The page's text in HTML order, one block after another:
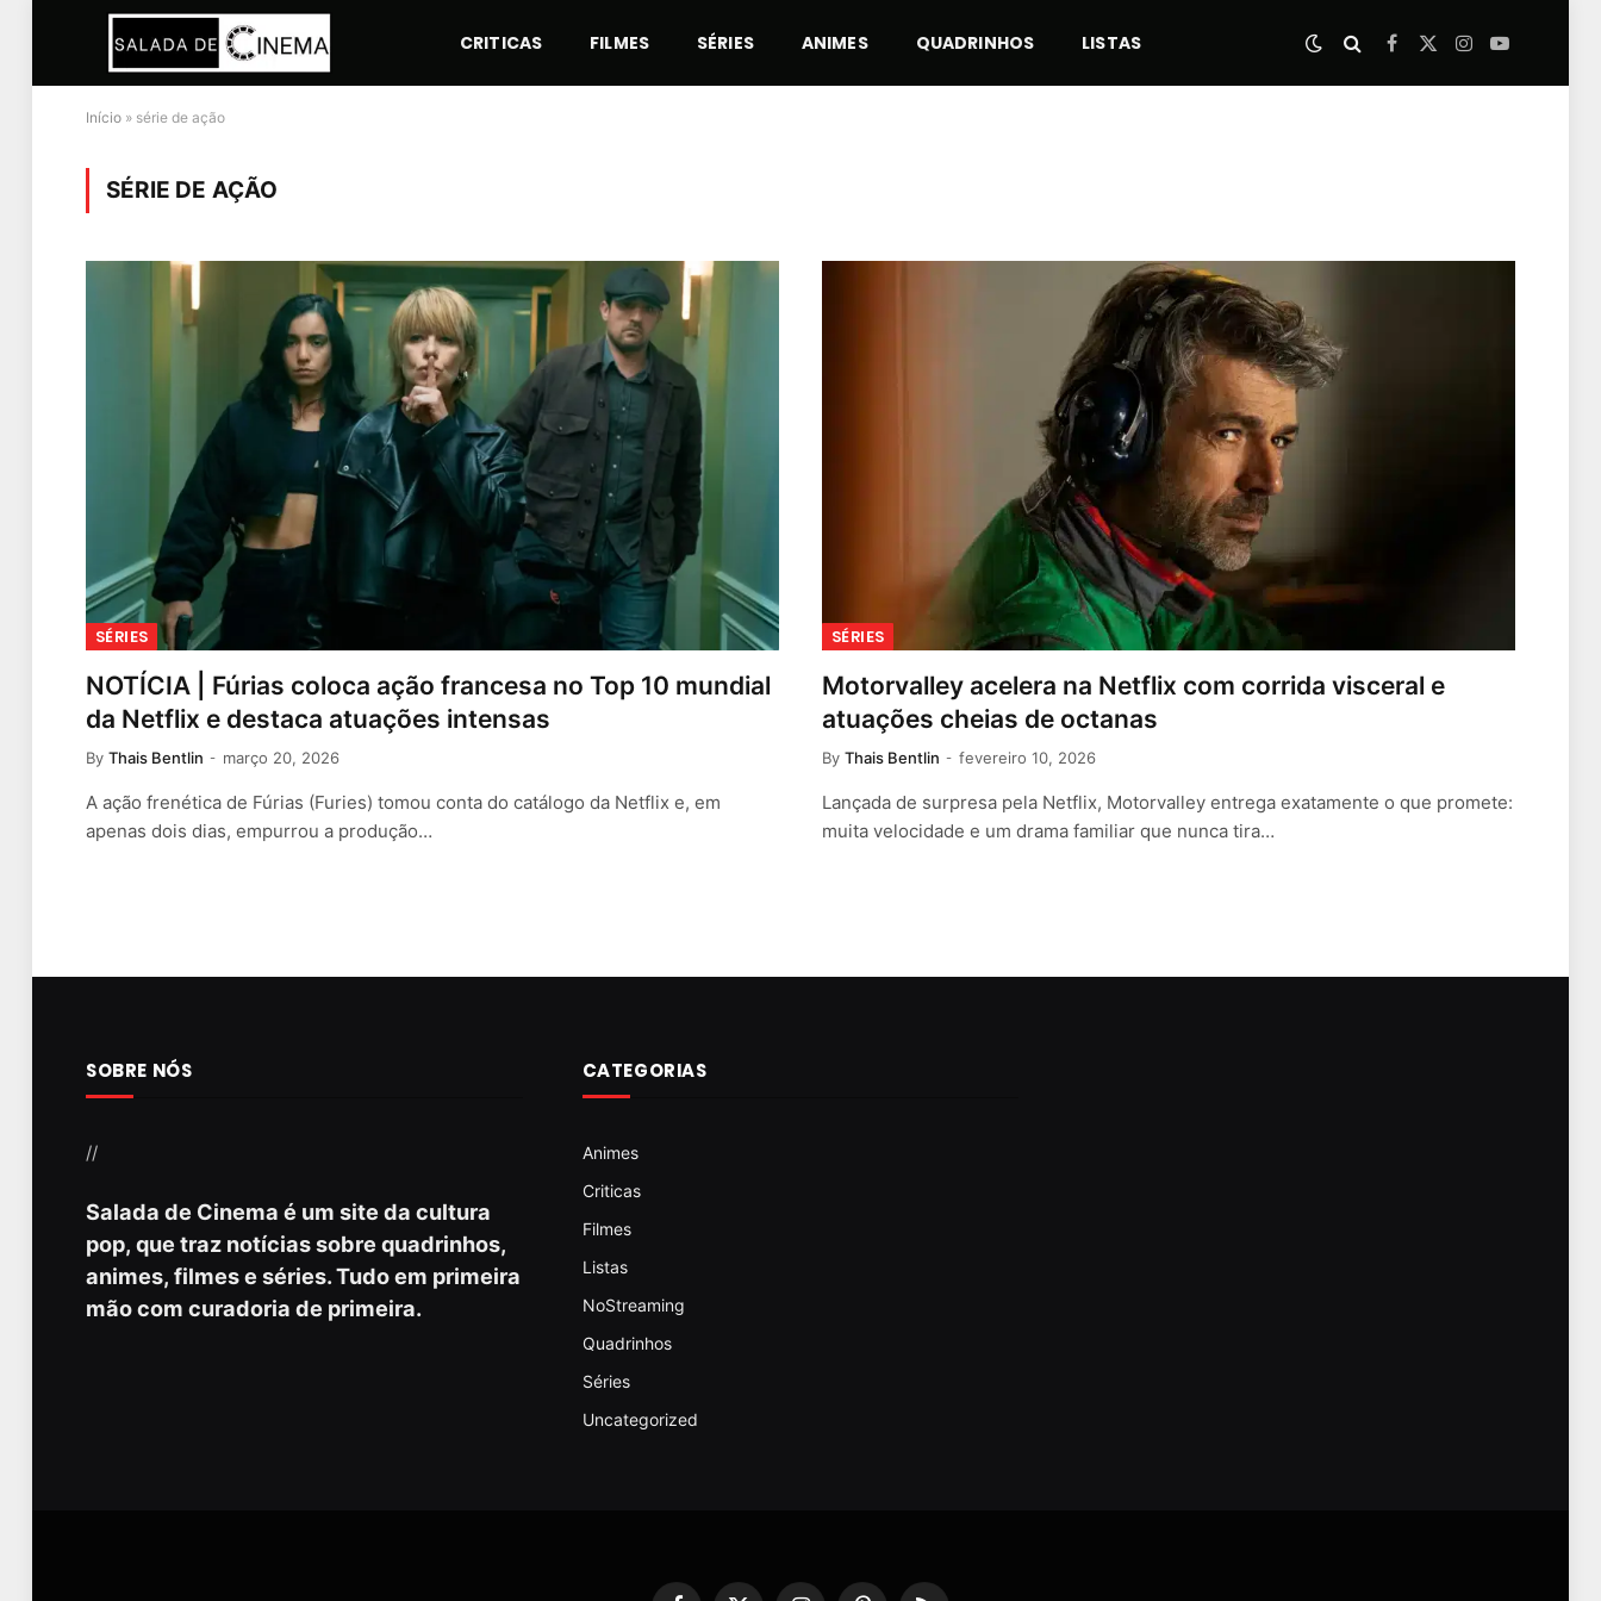
CRITICAS FILMES SÉRIES ANIMES QUADRINHOS LISTAS Facebook
X
Instagram
YouTube
Início » série de ação
SÉRIE DE AÇÃO
SÉRIES
NOTÍCIA | Fúrias coloca ação francesa no Top 10 mundial
da Netflix e destaca atuações intensas
By Thais Bentlin março 20, 2026
A ação frenética de Fúrias (Furies) tomou conta do catálogo da Netflix e, em
apenas dois dias, empurrou a produção…
SÉRIES
Motorvalley acelera na Netflix com corrida visceral e
atuações cheias de octanas
By Thais Bentlin fevereiro 10, 2026
Lançada de surpresa pela Netflix, Motorvalley entrega exatamente o que promete:
muita velocidade e um drama familiar que nunca tira…
SOBRE NÓS
//
Salada de Cinema é um site da cultura
pop, que traz notícias sobre quadrinhos,
animes, filmes e séries. Tudo em primeira
mão com curadoria de primeira.
CATEGORIAS
Animes
Criticas
Filmes
Listas
NoStreaming
Quadrinhos
Séries
Uncategorized